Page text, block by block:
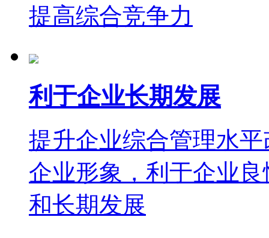
提高综合竞争力
利于企业长期发展
提升企业综合管理水平
企业形象，利于企业良
和长期发展